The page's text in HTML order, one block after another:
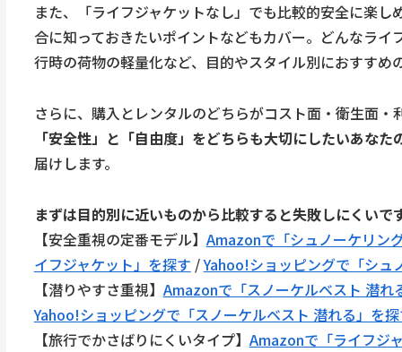
また、「ライフジャケットなし」でも比較的安全に楽
合に知っておきたいポイントなどもカバー。どんなラ
行時の荷物の軽量化など、目的やスタイル別におすすめ
さらに、購入とレンタルのどちらがコスト面・衛生面
「安全性」と「自由度」をどちらも大切にしたいあな
届けします。
まずは目的別に近いものから比較すると失敗しにくいで
【安全重視の定番モデル】 Amazonで「シュノーケリン
イフジャケット」を探す /Yahoo!ショッピングで「シュ
【潜りやすさ重視】 Amazonで「スノーケルベスト 潜れ
Yahoo!ショッピングで「スノーケルベスト 潜れる」を
【旅行でかさばりにくいタイプ】 Amazonで「ライフジ